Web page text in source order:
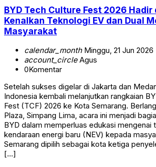
BYD Tech Culture Fest 2026 Hadir
Kenalkan Teknologi EV dan Dual
Masyarakat
calendar_monthMinggu, 21 Jun 2026
account_circleAgus
0Komentar
Setelah sukses digelar di Jakarta dan
Indonesia kembali melanjutkan rangkaian
Fest (TCF) 2026 ke Kota Semarang.
Plaza, Simpang Lima, acara ini menjadi
BYD dalam memperluas edukasi mengenai
kendaraan energi baru (NEV) kepada
Semarang dipilih sebagai kota ketiga
[…]